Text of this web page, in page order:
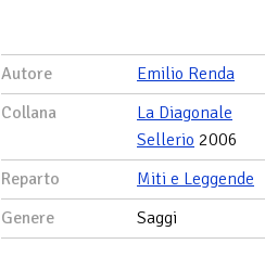
Autore
Emilio Renda
Collana
La Diagonale
Sellerio 2006
Reparto
Miti e Leggende
Genere
Saggi